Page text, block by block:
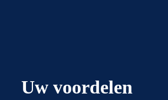
Uw voordelen